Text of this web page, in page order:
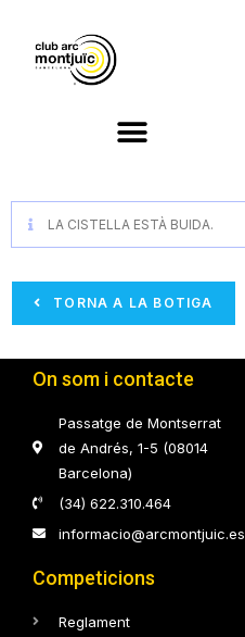
LA CISTELLA ESTÀ BUIDA.
TORNA A LA BOTIGA
On som i contacte
Passatge de Montserrat
de Andrés, 1-5 (08014
Barcelona)
(34) 622.310.464
informacio@arcmontjuic.es
Competicions
Reglament